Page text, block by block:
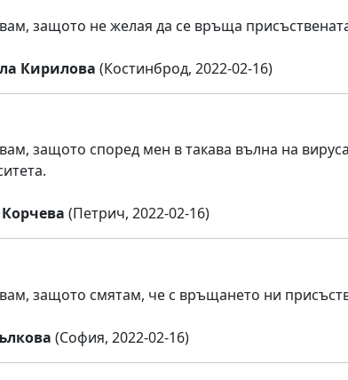
защото не желая да се връща
Кирилова (Костинброд, 2022-02-16)
защото според мен в такава вълна на
(Петрич, 2022-02-16)
защото смятам, че с връщането ни
(София, 2022-02-16)